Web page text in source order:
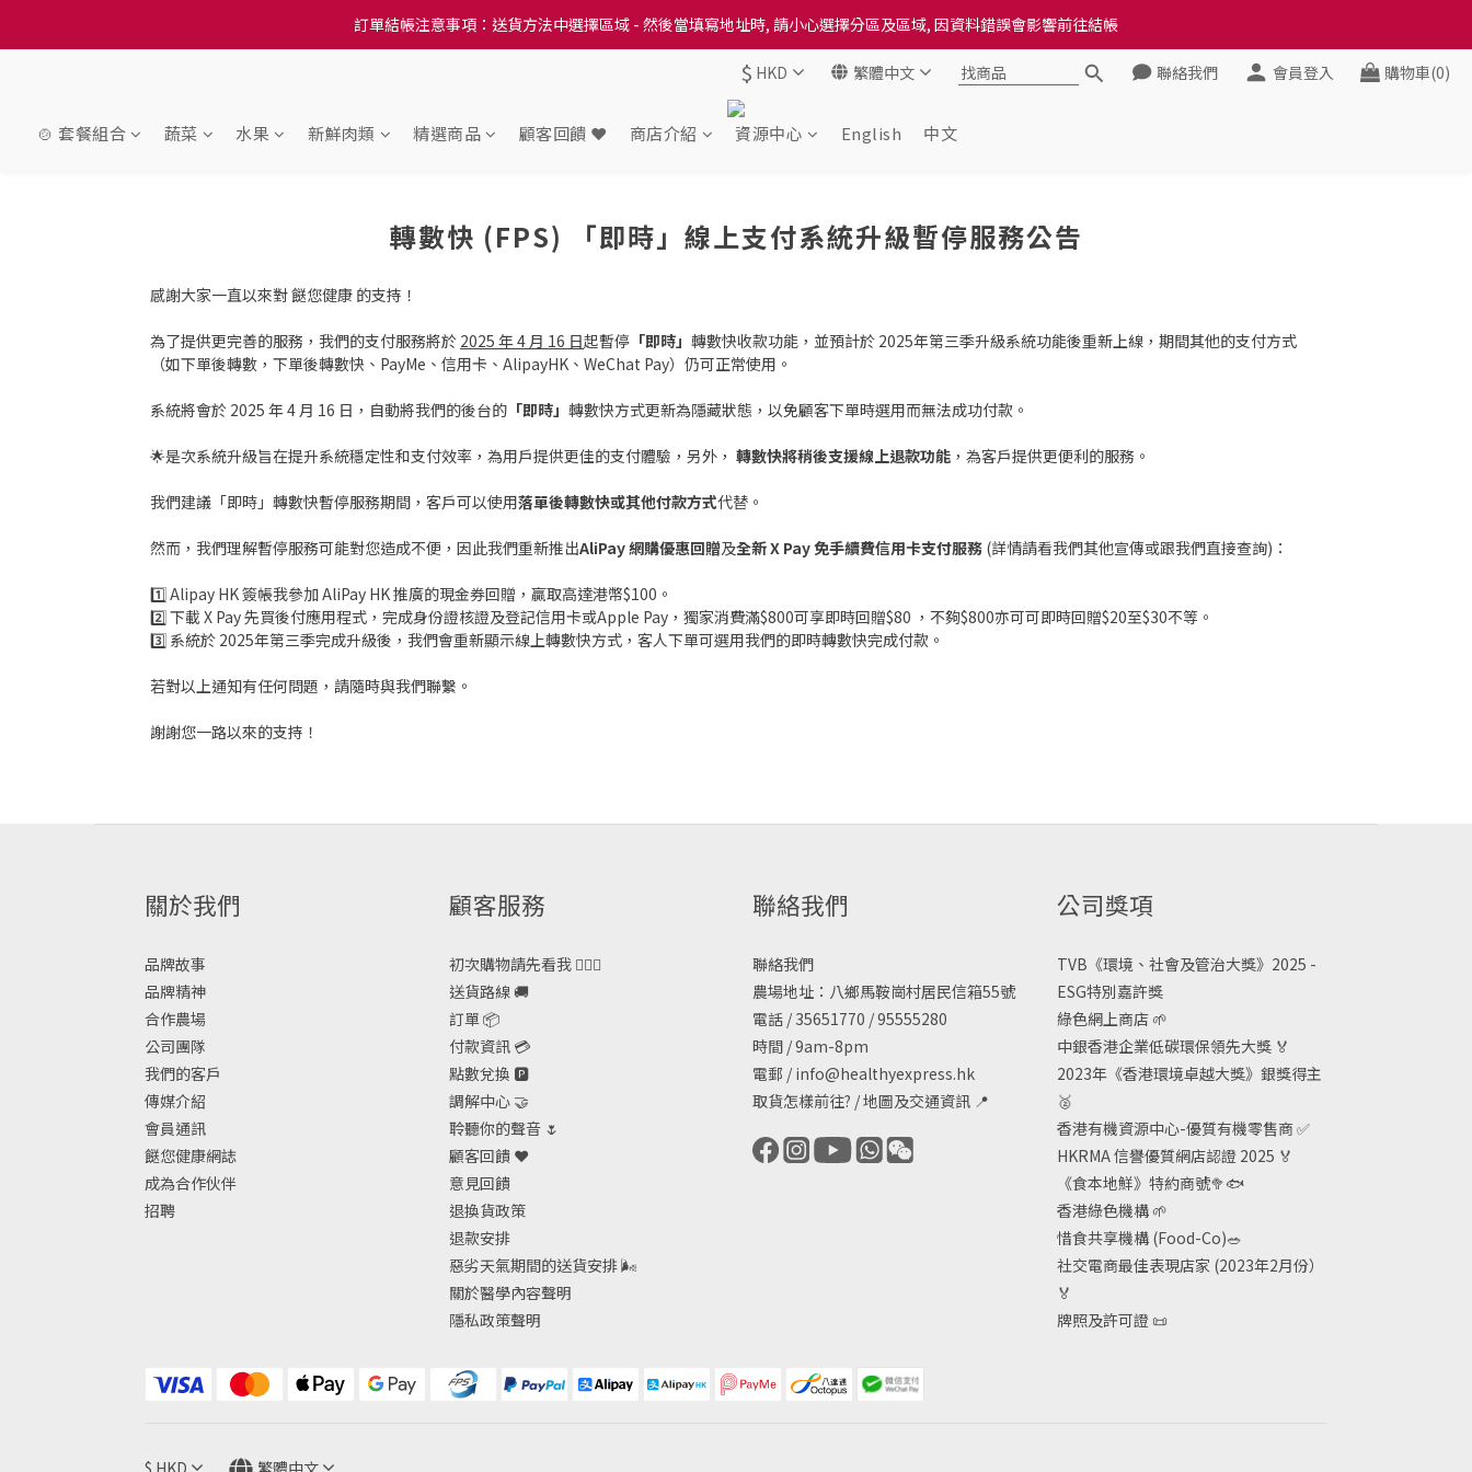
訂單結帳注意事項：送貨方法中選擇區域 - 然後當填寫地址時, 請小心選擇分區及區域, 因資料錯誤會影響前往結帳
訂單結帳注意事項：送貨方法中選擇區域 - 然後當填寫地址時, 請小心選擇分區及區域, 因資料錯誤會影響前往結帳
隆重推出本地培育田香雞、金棠雞、粵皇鷄及平原雞等，想食靚雞就要嚟《餸您健康》
訂單結帳注意事項：送貨方法中選擇區域 - 然後當填寫地址時, 請小心選擇分區及區域, 因資料錯誤會影響前往結帳
$ HKD 繁體中文 聯絡我們 會員登入 購物車(0)
🍲 套餐組合 蔬菜 水果 新鮮肉類 精選商品 顧客回饋 ❤️ 商店介紹 資源中心 English 中文
轉數快 (FPS) 「即時」線上支付系統升級暫停服務公告
感謝大家一直以來對 餸您健康 的支持！
為了提供更完善的服務，我們的支付服務將於 2025 年 4 月 16 日起暫停 「即時」 轉數快收款功能，並預計於 2025年第三季升級系統功能後重新上線，期間其他的支付方式
（如下單後轉數，下單後轉數快、PayMe、信用卡、AlipayHK、WeChat Pay）仍可正常使用。
系統將會於 2025 年 4 月 16 日，自動將我們的後台的 「即時」 轉數快方式更新為隱藏狀態，以免顧客下單時選用而無法成功付款。
🌟是次系統升級旨在提升系統穩定性和支付效率，為用戶提供更佳的支付體驗，另外， 轉數快將稍後支援線上退款功能 ，為客戶提供更便利的服務。
我們建議「即時」轉數快暫停服務期間，客戶可以使用落單後轉數快或其他付款方式代替。
然而，我們理解暫停服務可能對您造成不便，因此我們重新推出AliPay 網購優惠回贈及全新 X Pay 免手續費信用卡支付服務 (詳情請看我們其他宣傳或跟我們直接查詢)：
1️⃣ Alipay HK 簽帳我參加 AliPay HK 推廣的現金券回贈，贏取高達港幣$100。
2️⃣ 下載 X Pay 先買後付應用程式，完成身份證核證及登記信用卡或Apple Pay，獨家消費滿$800可享即時回贈$80 ，不夠$800亦可可即時回贈$20至$30不等。
3️⃣ 系統於 2025年第三季完成升級後，我們會重新顯示線上轉數快方式，客人下單可選用我們的即時轉數快完成付款。
若對以上通知有任何問題，請隨時與我們聯繫。
謝謝您一路以來的支持！
關於我們
品牌故事
品牌精神
合作農場
公司團隊
我們的客戶
傳媒介紹
會員通訊
餸您健康網誌
成為合作伙伴
招聘
顧客服務
初次購物請先看我 🙋🏻‍♀️
送貨路線 🚚
訂單 📦
付款資訊 💳
點數兌換 🅿️
調解中心 🤝
聆聽你的聲音 🌷
顧客回饋 ❤️
意見回饋
退換貨政策
退款安排
惡劣天氣期間的送貨安排🌬
關於醫學內容聲明
隱私政策聲明
聯絡我們
聯絡我們
農場地址：八鄉馬鞍崗村居民信箱55號
電話 / 35651770 / 95555280
時間 / 9am-8pm
電郵 / info@healthyexpress.hk
取貨怎樣前往? /地圖及交通資訊 📍
公司獎項
TVB《環境、社會及管治大獎》2025 -
ESG特別嘉許獎
綠色網上商店🌱
中銀香港企業低碳環保領先大獎🏅
2023年《香港環境卓越大獎》銀獎得主
🥈
香港有機資源中心-優質有機零售商✅
HKRMA 信譽優質網店認證 2025 🏅
《食本地鮮》特約商號🥦🐟
香港綠色機構🌱
惜食共享機構 (Food-Co)🥗
社交電商最佳表現店家 (2023年2月份）
🏅
牌照及許可證📜